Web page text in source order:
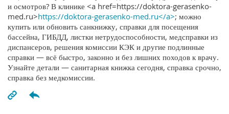
и осмотров? В клинике <a href=https://doktora-gerasenko-
med.ru>https://doktora-gerasenko-med.ru</a>; можно
купить или обновить санкнижку, справки для посещения
бассейна, ГИБДД, листки нетрудоспособности, медсправки из
диспансеров, решения комиссии КЭК и другие подлинные
справки — всё быстро, законно и без лишних походов к врачу.
Узнайте детали — санитарная книжка сегодня, справка срочно,
справка без медкомиссии.